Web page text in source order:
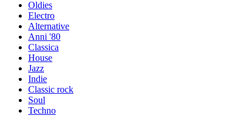
Oldies
Electro
Alternative
Anni '80
Classica
House
Jazz
Indie
Classic rock
Soul
Techno